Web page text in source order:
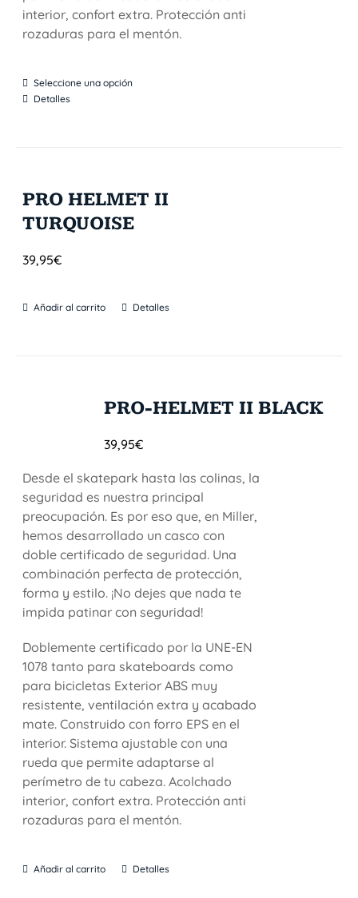
interior, confort extra. Protección anti
rozaduras para el mentón.
Seleccione una opción
Detalles
PRO HELMET II
TURQUOISE
39,95€
Añadir al carrito Detalles
PRO-HELMET II BLACK
39,95€
Desde el skatepark hasta las colinas, la
seguridad es nuestra principal
preocupación. Es por eso que, en Miller,
hemos desarrollado un casco con
doble certificado de seguridad. Una
combinación perfecta de protección,
forma y estilo. ¡No dejes que nada te
impida patinar con seguridad!
Doblemente certificado por la UNE-EN
1078 tanto para skateboards como
para bicicletas Exterior ABS muy
resistente, ventilación extra y acabado
mate. Construido con forro EPS en el
interior. Sistema ajustable con una
rueda que permite adaptarse al
perímetro de tu cabeza. Acolchado
interior, confort extra. Protección anti
rozaduras para el mentón.
Añadir al carrito Detalles